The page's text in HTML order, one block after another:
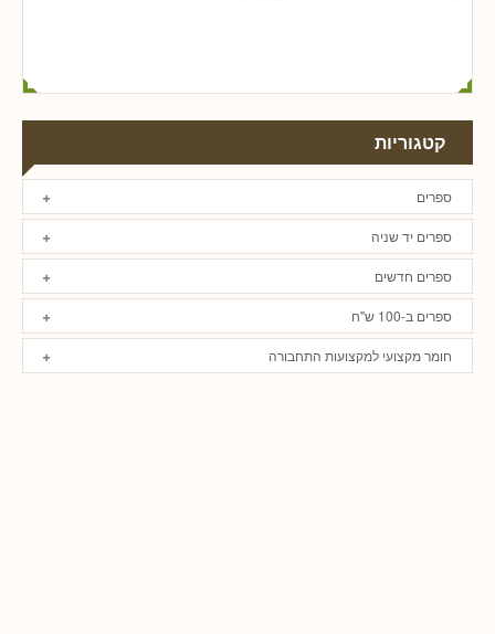
קטגוריות
ספרים
ספרים יד שניה
ספרים חדשים
ספרים ב-100 ש"ח
חומר מקצועי למקצועות התחבורה